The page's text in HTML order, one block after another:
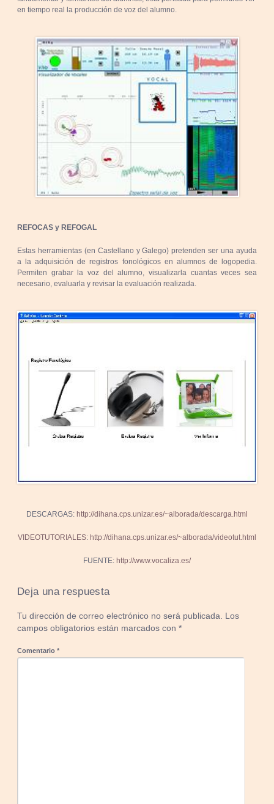
en tiempo real la producción de voz del alumno.
REFOCAS y REFOGAL
Estas herramientas (en Castellano y Galego) pretenden ser una ayuda
a la adquisición de registros fonológicos en alumnos de logopedia.
Permiten grabar la voz del alumno, visualizarla cuantas veces sea
necesario, evaluarla y revisar la evaluación realizada.
DESCARGAS: http://dihana.cps.unizar.es/~alborada/descarga.html
VIDEOTUTORIALES: http://dihana.cps.unizar.es/~alborada/videotut.html
FUENTE: http://www.vocaliza.es/
Deja una respuesta
Tu dirección de correo electrónico no será publicada.
Los
campos obligatorios están marcados con*
Comentario*